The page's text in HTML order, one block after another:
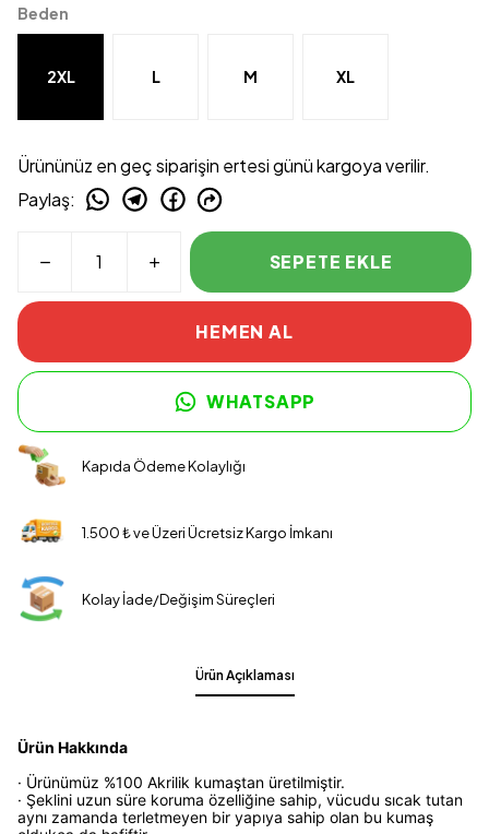
Beden
2XL L M XL
Ürününüz en geç siparişin ertesi günü kargoya verilir.
Paylaş:
SEPETE EKLE
HEMEN AL
WHATSAPP
Kapıda Ödeme Kolaylığı
1.500 ₺ ve Üzeri Ücretsiz Kargo İmkanı
Kolay İade/Değişim Süreçleri
Ürün Açıklaması
Ürün Hakkında
· Ürünümüz %100 Akrilik kumaştan üretilmiştir.
· Şeklini uzun süre koruma özelliğine sahip, vücudu sıcak tutan
aynı zamanda terletmeyen bir yapıya sahip olan bu kumaş